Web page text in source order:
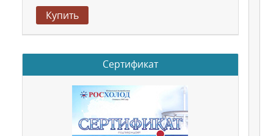
Купить
Сертификат